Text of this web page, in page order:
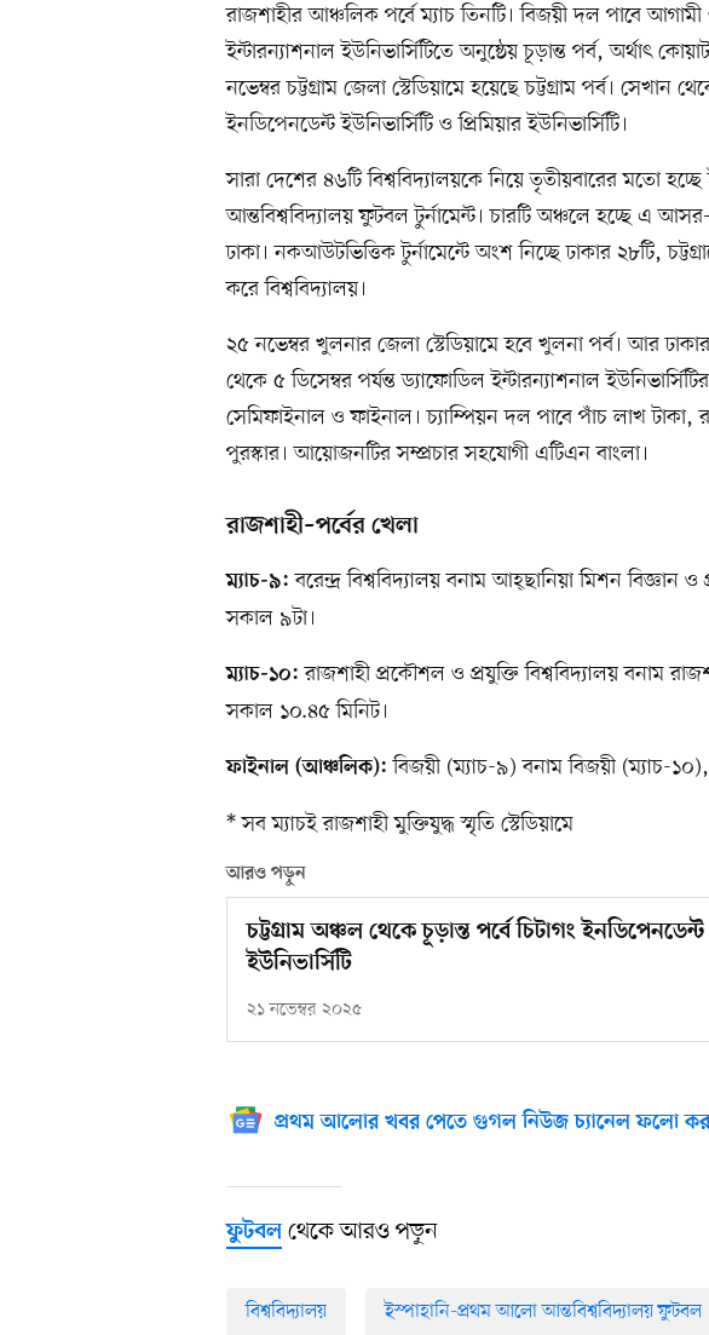
রাজশাহীর আঞ্চলিক পর্বে ম্যাচ তিনটি। বিজয়ী দল পাবে
ইন্টারন্যাশনাল ইউনিভার্সিটিতে অনুষ্ঠেয় চূড়ান্ত পর্ব, অর্থাৎ
নভেম্বর চট্টগ্রাম জেলা স্টেডিয়ামে হয়েছে চট্টগ্রাম পর্ব। সেখান
ইনডিপেনডেন্ট ইউনিভার্সিটি ও প্রিমিয়ার ইউনিভার্সিটি।
সারা দেশের ৪৬টি বিশ্ববিদ্যালয়কে নিয়ে তৃতীয়বারের মতো
আন্তবিশ্ববিদ্যালয় ফুটবল টুর্নামেন্ট। চারটি অঞ্চলে হচ্ছে এ
ঢাকা। নকআউটভিত্তিক টুর্নামেন্টে অংশ নিচ্ছে ঢাকার ২৮টি,
করে বিশ্ববিদ্যালয়।
২৫ নভেম্বর খুলনার জেলা স্টেডিয়ামে হবে খুলনা পর্ব। আর
থেকে ৫ ডিসেম্বর পর্যন্ত ড্যাফোডিল ইন্টারন্যাশনাল
সেমিফাইনাল ও ফাইনাল। চ্যাম্পিয়ন দল পাবে পাঁচ লাখ টাকা,
পুরস্কার। আয়োজনটির সম্প্রচার সহযোগী এটিএন বাংলা।
রাজশাহী–পর্বের খেলা
ম্যাচ-৯: বরেন্দ্র বিশ্ববিদ্যালয় বনাম আহ্‌ছানিয়া মিশন বিজ্ঞান ও
সকাল ৯টা।
ম্যাচ-১০: রাজশাহী প্রকৌশল ও প্রযুক্তি বিশ্ববিদ্যালয় বনাম
সকাল ১০.৪৫ মিনিট।
ফাইনাল (আঞ্চলিক): বিজয়ী (ম্যাচ-৯) বনাম বিজয়ী (ম্যাচ-
* সব ম্যাচই রাজশাহী মুক্তিযুদ্ধ স্মৃতি স্টেডিয়ামে
আরও পড়ুন
চট্টগ্রাম অঞ্চল থেকে চূড়ান্ত পর্বে চিটাগং ইনডিপেনডেন্ট
ইউনিভার্সিটি
২১ নভেম্বর ২০২৫
প্রথম আলোর খবর পেতে গুগল নিউজ চ্যানেল ফলো
ফুটবল থেকে আরও পড়ুন
বিশ্ববিদ্যালয় ইস্পাহানি-প্রথম আলো আন্তবিশ্ববিদ্যালয় ফুটবল